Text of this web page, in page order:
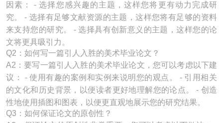
因素： - 选择您感兴趣的主题，这样您将更有动力完成研
究。 - 选择有足够文献资源的主题，这样您将有足够的资料
来支持您的研究。 - 选择具有创新意义的主题，这样您的论
文将更具吸引力。
Q2：如何写一篇引人入胜的美术毕业论文？
A2：要写一篇引人入胜的美术毕业论文，您可以考虑以下建
议： - 使用有趣的案例和实例来说明您的观点。 - 引用相关
的文化和历史背景，以便读者更好地理解您的论点。 - 创造
性地使用插图和图表，以便更直观地展示您的研究结果。
Q3：如何保证论文的原创性？